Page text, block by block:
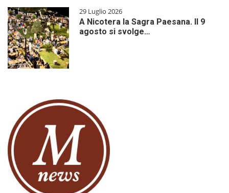
29 Luglio 2026
A Nicotera la Sagra Paesana. Il 9
agosto si svolge…